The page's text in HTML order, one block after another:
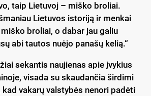
taip Lietuvoj – miško broliai.
Lietuvos istoriją ir menkai
broliai, o dabar jau galiu
abi tautos nuėjo panašų kelią.“
sekantis naujienas apie įvykius
visada su skaudančia širdimi
vakarų valstybės nenori padėti